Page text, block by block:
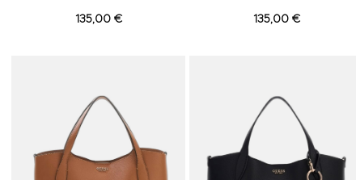
135,00 € 135,00 €